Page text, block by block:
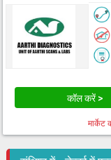
कॉल करें >
मार्केट